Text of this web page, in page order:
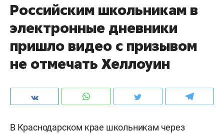
Российским школьникам в
электронные дневники
пришло видео с призывом
не отмечать Хеллоуин
В Краснодарском крае школьникам через